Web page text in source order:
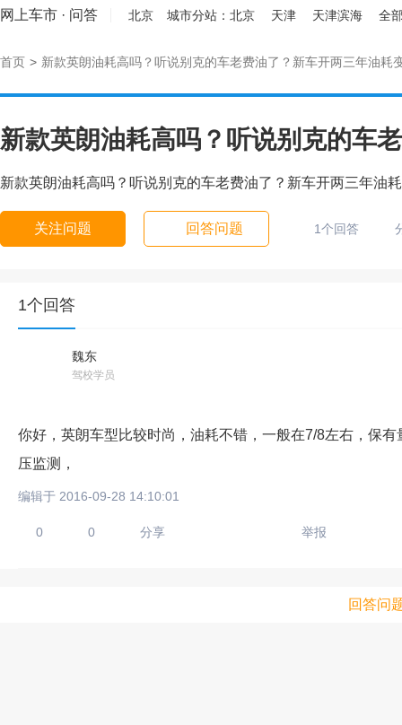
网上车市 · 问答 北京 城市分站： 北京 天津 天津滨海 全
首页 > 新款英朗油耗高吗？听说别克的车老费油了？新车开两三年油耗
新款英朗油耗高吗？听说别克的车
新款英朗油耗高吗？听说别克的车老费油了？新车开两三年油
关注问题 回答问题 1个回答
1个回答
魏东
驾校学员
你好，英朗车型比较时尚，油耗不错，一般在7/8左右，保
压监测，
编辑于 2016-09-28 14:10:01
0 0 分享 举报
回答问